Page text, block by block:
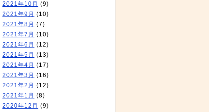
2021年10月 (9)
2021年9月 (10)
2021年8月 (7)
2021年7月 (10)
2021年6月 (12)
2021年5月 (13)
2021年4月 (17)
2021年3月 (16)
2021年2月 (12)
2021年1月 (8)
2020年12月 (9)